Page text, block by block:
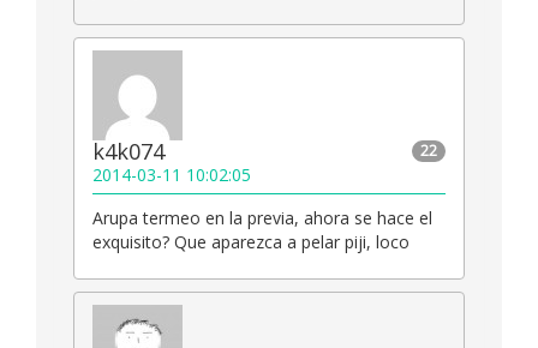
22
k4k074
2014-03-11 10:02:05
Arupa termeo en la previa, ahora se hace el
exquisito? Que aparezca a pelar piji, loco